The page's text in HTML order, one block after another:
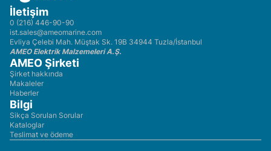
İletişim
0 (216) 446-90-90
ist.sales@ameomarine.com
Evliya Çelebi Mah. Müştak Sk. 19B 34944 Tuzla/İstanbul
AMEO Elektrik Malzemeleri A.Ş.
AMEO Şirketi
Şirket hakkında
Makaleler
Haberler
Bilgi
Sikça Sorulan Sorular
Kataloglar
Teslimat ve ödeme